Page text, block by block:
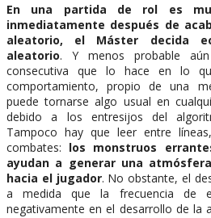
En una partida de rol es
inmediatamente después de
aleatorio, el Máster decida
aleatorio. Y menos probable
consecutiva que lo hace en lo
comportamiento, propio de una
puede tornarse algo usual en
debido a los entresijos del
Tampoco hay que leer entre
combates: los monstruos
ayudan a generar una
hacia el jugador. No obstante, el
a medida que la frecuencia de
negativamente en el desarrollo de la